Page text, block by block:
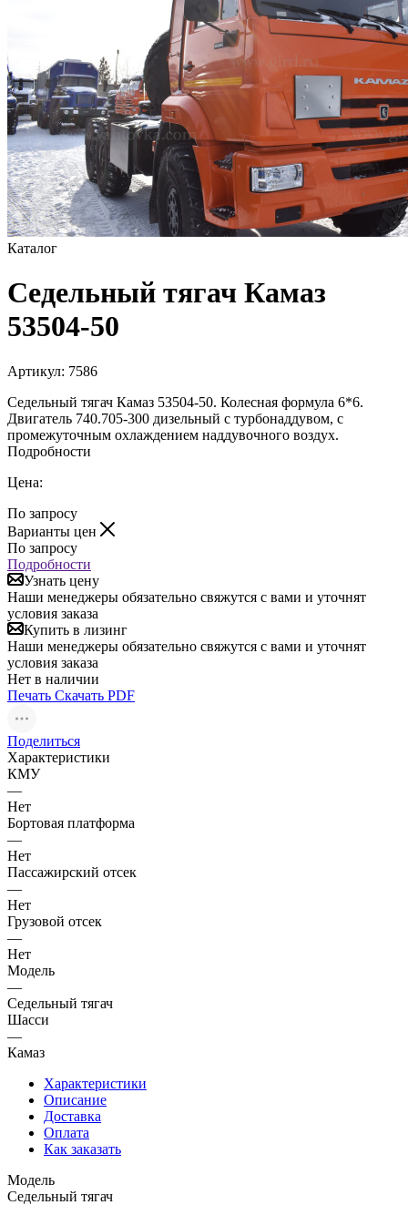
Каталог
Седельный тягач Камаз
53504-50
Артикул: 7586
Седельный тягач Камаз 53504-50. Колесная формула 6*6.
Двигатель 740.705-300 дизельный с турбонаддувом, с
промежуточным охлаждением наддувочного воздух.
Подробности
Цена:
По запросу
Варианты цен
По запросу
Подробности
Узнать цену
Наши менеджеры обязательно свяжутся с вами и уточнят
условия заказа
Купить в лизинг
Наши менеджеры обязательно свяжутся с вами и уточнят
условия заказа
Нет в наличии
Печать Скачать PDF
Поделиться
Характеристики
КМУ
—
Нет
Бортовая платформа
—
Нет
Пассажирский отсек
—
Нет
Грузовой отсек
—
Нет
Модель
—
Седельный тягач
Шасси
—
Камаз
Характеристики
Описание
Доставка
Оплата
Как заказать
Модель
Седельный тягач